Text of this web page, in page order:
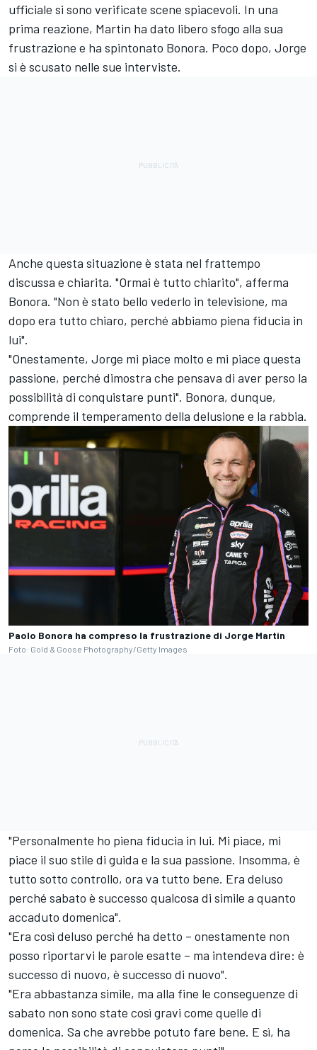
ufficiale si sono verificate scene spiacevoli. In una
prima reazione, Martin ha dato libero sfogo alla sua
frustrazione e ha spintonato Bonora. Poco dopo, Jorge
si è scusato nelle sue interviste.
Anche questa situazione è stata nel frattempo
discussa e chiarita. "Ormai è tutto chiarito", afferma
Bonora. "Non è stato bello vederlo in televisione, ma
dopo era tutto chiaro, perché abbiamo piena fiducia in
lui".
"Onestamente, Jorge mi piace molto e mi piace questa
passione, perché dimostra che pensava di aver perso la
possibilità di conquistare punti". Bonora, dunque,
comprende il temperamento della delusione e la rabbia.
Paolo Bonora ha compreso la frustrazione di Jorge Martin
Foto: Gold & Goose Photography/Getty Images
"Personalmente ho piena fiducia in lui. Mi piace, mi
piace il suo stile di guida e la sua passione. Insomma, è
tutto sotto controllo, ora va tutto bene. Era deluso
perché sabato è successo qualcosa di simile a quanto
accaduto domenica".
"Era così deluso perché ha detto – onestamente non
posso riportarvi le parole esatte – ma intendeva dire: è
successo di nuovo, è successo di nuovo".
"Era abbastanza simile, ma alla fine le conseguenze di
sabato non sono state così gravi come quelle di
domenica. Sa che avrebbe potuto fare bene. E sì, ha